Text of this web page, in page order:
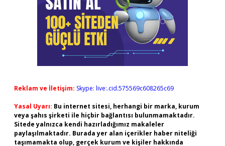
Reklam ve İletişim: Skype: live:.cid.575569c608265c69
Yasal Uyarı: Bu internet sitesi, herhangi bir marka, kurum
veya şahıs şirketi ile hiçbir bağlantısı bulunmamaktadır.
Sitede yalnızca kendi hazırladığımız makaleler
paylaşılmaktadır. Burada yer alan içerikler haber niteliği
taşımamakta olup, gerçek kurum ve kişiler hakkında